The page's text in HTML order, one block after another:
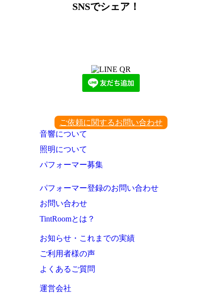
SNSでシェア！
ご依頼に関するお問い合わせ
音響について
照明について
パフォーマー募集
パフォーマー登録のお問い合わせ
お問い合わせ
TintRoomとは？
お知らせ・これまでの実績
ご利用者様の声
よくあるご質問
運営会社